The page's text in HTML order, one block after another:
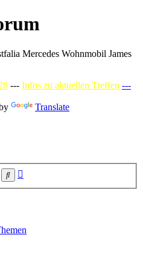
Mercedes Wohnmobil James
--- Infos zu aktuellen Treffen ---
Translate
Suche